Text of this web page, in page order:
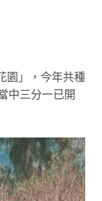
園」，今年共種
中三分一已開